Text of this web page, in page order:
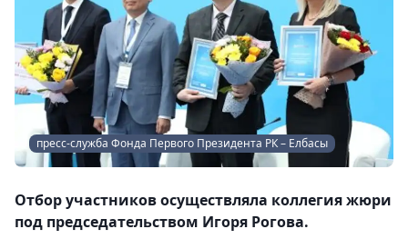
пресс-служба Фонда Первого Президента РК – Елбасы
Отбор участников осуществляла коллегия жюри
под председательством Игоря Рогова.